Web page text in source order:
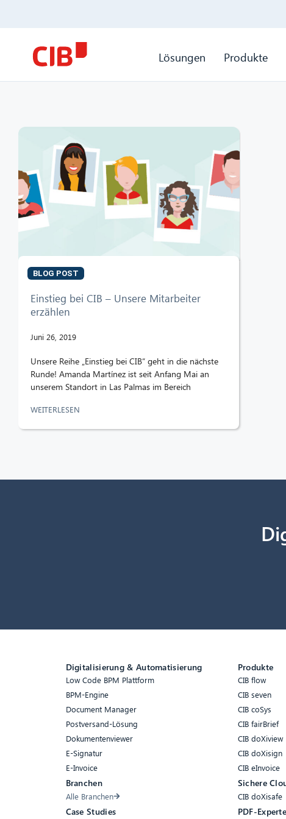
Lösungen Produkte
BLOG POST
Einstieg bei CIB – Unsere Mitarbeiter
erzählen
Juni 26, 2019
Unsere Reihe „Einstieg bei CIB“ geht in die nächste
Runde! Amanda Martínez ist seit Anfang Mai an
unserem Standort in Las Palmas im Bereich
WEITERLESEN
Digitalisierung & Automatisierung
Low Code BPM Plattform
BPM-Engine
Document Manager
Postversand-Lösung
Dokumentenviewer
E-Signatur
E-Invoice
Branchen
Alle Branchen
Case Studies
Produkte
CIB flow
CIB seven
CIB coSys
CIB fairBrief
CIB doXiview
CIB doXisign
CIB eInvoice
Sichere
CIB doXisafe
PDF-